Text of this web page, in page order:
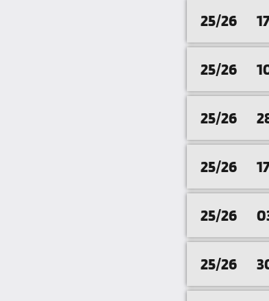
25/26
25/26
25/26
25/26
25/26
25/26